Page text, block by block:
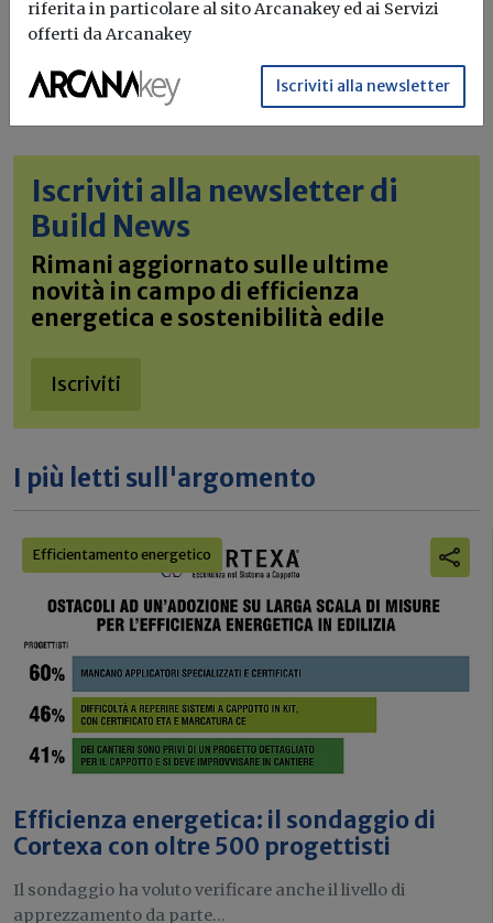
Iscriviti alla newsletter di
Build News
Rimani aggiornato sulle ultime
novità in campo di efficienza
energetica e sostenibilità edile
Iscriviti
I più letti sull'argomento
Efficientamento energetico
Efficienza energetica: il sondaggio di
Cortexa con oltre 500 progettisti
Il sondaggio ha voluto verificare anche il livello di
apprezzamento da parte...
riferita in particolare al sito Arcanakey ed ai Servizi
offerti da Arcanakey
Iscriviti alla newsletter